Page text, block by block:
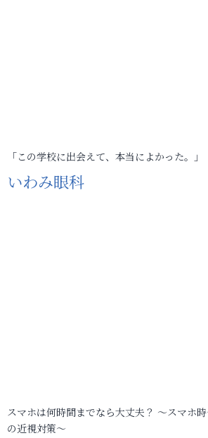
「この学校に出会えて、本当によかった。」
いわみ眼科
スマホは何時間までなら大丈夫？ ～スマホ
の近視対策～